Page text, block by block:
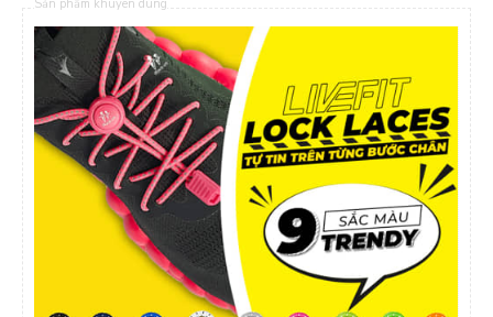
Sản phẩm khuyên dùng